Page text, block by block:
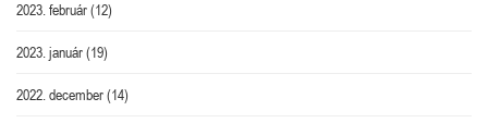
2023. február(12)
2023. január(19)
2022. december(14)